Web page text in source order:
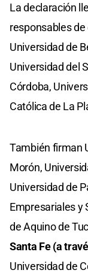
La declaración
responsables
Universidad de
Universidad del
Córdoba,
Católica de La
También firman
Morón,
Universidad de
Empresariales y
de Aquino de
Santa Fe (a
Universidad de